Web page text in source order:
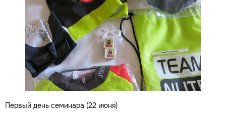
Первый день семинара (22 июня)